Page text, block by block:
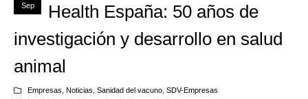
Sep
Health España: 50 años de
investigación y desarrollo en salud
animal
Empresas Noticias Sanidad del vacuno, SDV-Empresas